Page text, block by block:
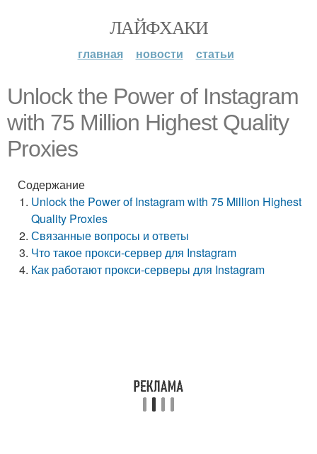
ЛАЙФХАКИ
главная новости статьи
Unlock the Power of Instagram
with 75 Million Highest Quality
Proxies
Содержание
Unlock the Power of Instagram with 75 Million Highest
Quality Proxies
Связанные вопросы и ответы
Что такое прокси-сервер для Instagram
Как работают прокси-серверы для Instagram